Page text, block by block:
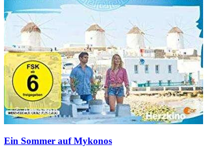
Ein Sommer auf Mykonos